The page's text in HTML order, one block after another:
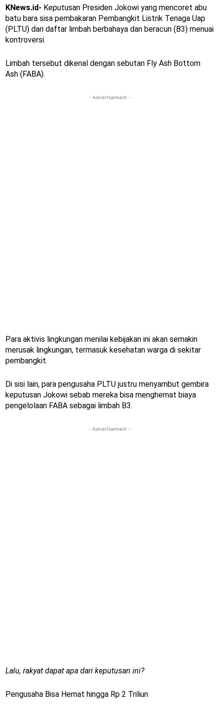
KNews.id- Keputusan Presiden Jokowi yang mencoret abu
batu bara sisa pembakaran Pembangkit Listrik Tenaga Uap
(PLTU) dari daftar limbah berbahaya dan beracun (B3) menuai
kontroversi.
Limbah tersebut dikenal dengan sebutan Fly Ash Bottom
Ash (FABA).
- Advertisement -
Para aktivis lingkungan menilai kebijakan ini akan semakin
merusak lingkungan, termasuk kesehatan warga di sekitar
pembangkit.
Di sisi lain, para pengusaha PLTU justru menyambut gembira
keputusan Jokowi sebab mereka bisa menghemat biaya
pengelolaan FABA sebagai limbah B3.
- Advertisement -
Lalu, rakyat dapat apa dari keputusan ini?
Pengusaha Bisa Hemat hingga Rp 2 Triliun